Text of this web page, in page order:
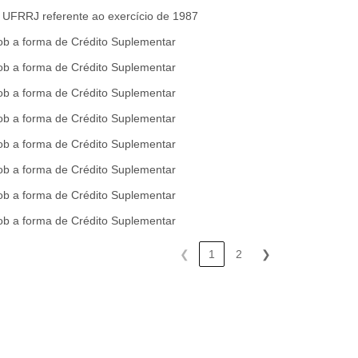
referente ao exercício de 1987
a forma de Crédito Suplementar
a forma de Crédito Suplementar
a forma de Crédito Suplementar
a forma de Crédito Suplementar
a forma de Crédito Suplementar
a forma de Crédito Suplementar
a forma de Crédito Suplementar
a forma de Crédito Suplementar
❮ 1 2 ❯